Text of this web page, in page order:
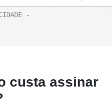
custa assinar